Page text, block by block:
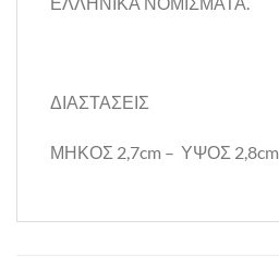
ΔΙΑΣΤΑΣΕΙΣ
ΜΗΚΟΣ 2,7cm – ΥΨΟΣ 2,8cm